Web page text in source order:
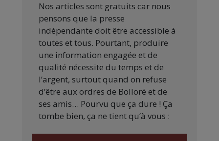
Nos articles sont gratuits car nous
pensons que la presse
indépendante doit être accessible à
toutes et tous. Pourtant, produire
une information engagée et de
qualité nécessite du temps et de
l’argent, surtout quand on refuse
d’être aux ordres de Bolloré et de
ses amis… Pourvu que ça dure ! Ça
tombe bien, ça ne tient qu’à vous :